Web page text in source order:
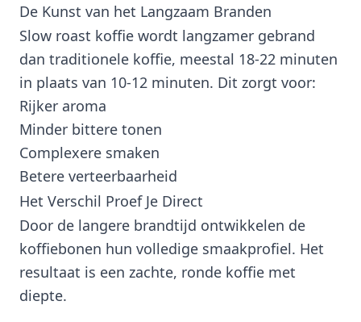
De Kunst van het Langzaam Branden
Slow roast koffie wordt langzamer gebrand
dan traditionele koffie, meestal 18-22 minuten
in plaats van 10-12 minuten. Dit zorgt voor:
Rijker aroma
Minder bittere tonen
Complexere smaken
Betere verteerbaarheid
Het Verschil Proef Je Direct
Door de langere brandtijd ontwikkelen de
koffiebonen hun volledige smaakprofiel. Het
resultaat is een zachte, ronde koffie met
diepte.